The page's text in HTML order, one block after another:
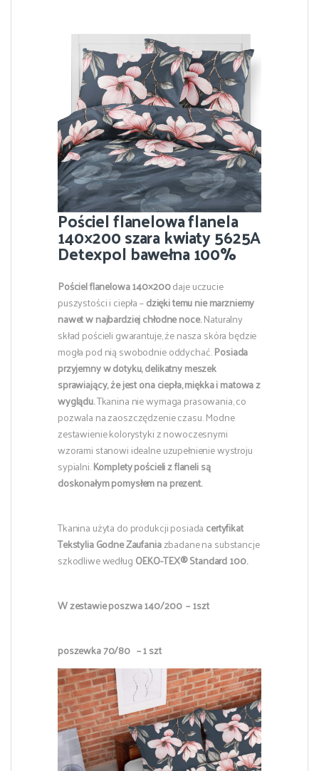
Pościel flanelowa flanela
140×200 szara kwiaty 5625A
Detexpol bawełna 100%
Pościel flanelowa 140×200daje uczucie
puszystości i ciepła –dzięki temunie marzniemy
nawet w najbardziej chłodne noce.Naturalny
skład pościeli gwarantuje, że nasza skóra będzie
mogła pod nią swobodnie oddychać.Posiada
przyjemny w dotyku, delikatny meszek
sprawiający, że jest ona ciepła, miękka i matowa z
wyglądu.Tkanina nie wymaga prasowania, co
pozwala na zaoszczędzenie czasu. Modne
zestawienie kolorystyki z nowoczesnymi
wzorami stanowi idealne uzupełnienie wystroju
sypialni.Komplety pościeli z flaneli są
doskonałym pomysłem na prezent.
Tkanina użyta do produkcji posiada certyfikat
Tekstylia Godne Zaufaniazbadane na substancje
szkodliwe według OEKO-TEX® Standard 100.
W zestawie poszwa 140/200 – 1szt
poszewka 70/80 – 1 szt